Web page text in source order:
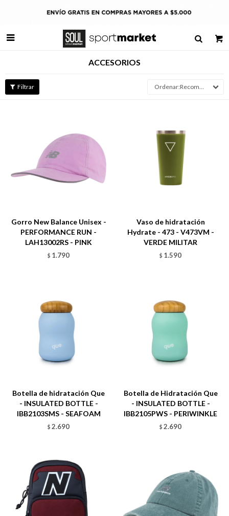

ACCESORIOS
Recomendados
Gorro New Balance Unisex -
PERFORMANCE RUN -
LAH13002RS - PINK
$ 1.790
Vaso de hidratación
Hydrate - 473 - V473VM -
VERDE MILITAR
$ 1.590
Botella de hidratación Que
- INSULATED BOTTLE -
IBB2103SMS - SEAFOAM
$ 2.690
Botella de Hidratación Que
- INSULATED BOTTLE -
IBB2105PWS - PERIWINKLE
$ 2.690